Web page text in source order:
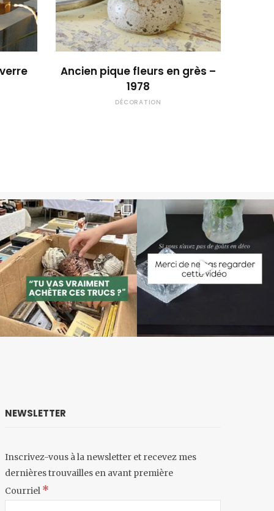
Ancien pique fleurs en grès –
1978
DÉCORATION
NEWSLETTER
Inscrivez-vous à la newsletter et recevez mes
dernières trouvailles en avant première
Courriel *